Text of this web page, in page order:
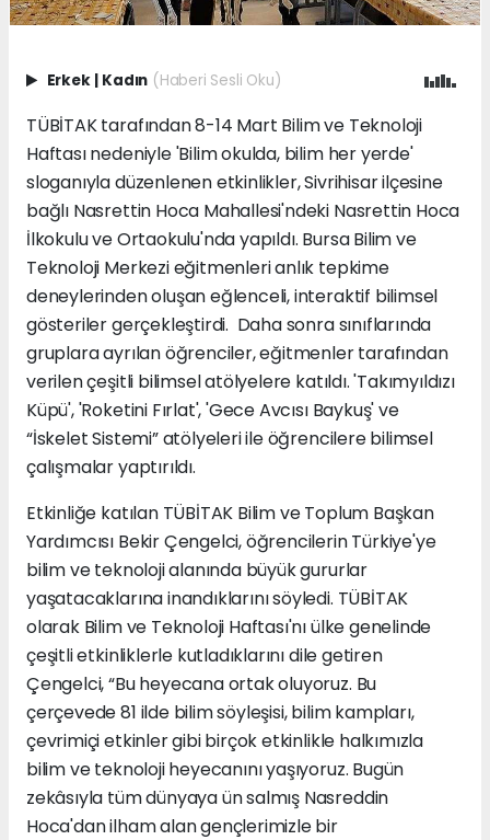
Erkek | Kadın (Haberi Sesli Oku)
TÜBİTAK tarafından 8-14 Mart Bilim ve Teknoloji
Haftası nedeniyle 'Bilim okulda, bilim her yerde'
sloganıyla düzenlenen etkinlikler, Sivrihisar ilçesine
bağlı Nasrettin Hoca Mahallesi'ndeki Nasrettin Hoca
İlkokulu ve Ortaokulu'nda yapıldı. Bursa Bilim ve
Teknoloji Merkezi eğitmenleri anlık tepkime
deneylerinden oluşan eğlenceli, interaktif bilimsel
gösteriler gerçekleştirdi. Daha sonra sınıflarında
gruplara ayrılan öğrenciler, eğitmenler tarafından
verilen çeşitli bilimsel atölyelere katıldı. 'Takımyıldızı
Küpü', 'Roketini Fırlat', 'Gece Avcısı Baykuş' ve
“İskelet Sistemi” atölyeleri ile öğrencilere bilimsel
çalışmalar yaptırıldı.
Etkinliğe katılan TÜBİTAK Bilim ve Toplum Başkan
Yardımcısı Bekir Çengelci, öğrencilerin Türkiye'ye
bilim ve teknoloji alanında büyük gururlar
yaşatacaklarına inandıklarını söyledi. TÜBİTAK
olarak Bilim ve Teknoloji Haftası'nı ülke genelinde
çeşitli etkinliklerle kutladıklarını dile getiren
Çengelci, “Bu heyecana ortak oluyoruz. Bu
çerçevede 81 ilde bilim söyleşisi, bilim kampları,
çevrimiçi etkinler gibi birçok etkinlikle halkımızla
bilim ve teknoloji heyecanını yaşıyoruz. Bugün
zekâsıyla tüm dünyaya ün salmış Nasreddin
Hoca'dan ilham alan gençlerimizle bir